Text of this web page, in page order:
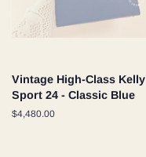
Vintage High-Class Kelly
Sport 24 - Classic Blue
定
$4,480.00